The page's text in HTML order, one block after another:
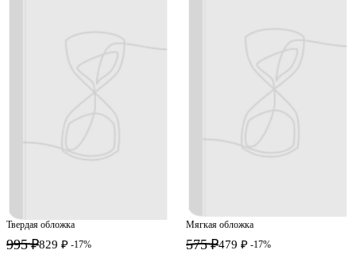
Твердая обложка
995 ₽829 ₽ -17%
Мягкая обложка
575 ₽479 ₽ -17%